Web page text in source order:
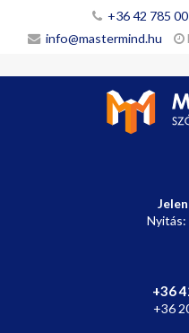
+36 42 785
info@mastermind.hu
Nyitás:
+36
+36